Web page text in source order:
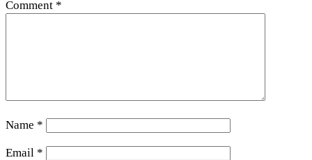
Comment *
Name *
Email *